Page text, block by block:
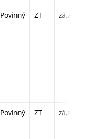
Povinný ZT zá,zk
Povinný ZT zá,zk